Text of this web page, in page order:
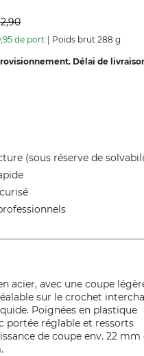
de port Poids brut 288 g
Délai de
(sous réserve de
acier, avec une coupe
sur le crochet
Poignées en plastique
portée réglable et ressorts
de coupe env. 22